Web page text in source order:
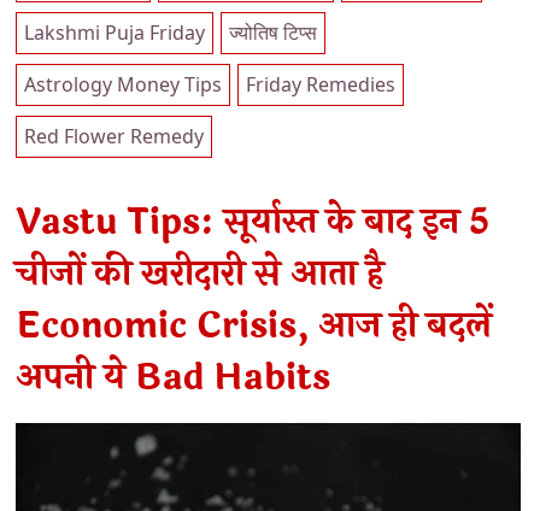
Lakshmi Puja Friday
ज्योतिष टिप्स
Astrology Money Tips
Friday Remedies
Red Flower Remedy
Vastu Tips: सूर्यास्त के बाद इन 5
चीजों की खरीदारी से आता है
Economic Crisis, आज ही बदलें
अपनी ये Bad Habits